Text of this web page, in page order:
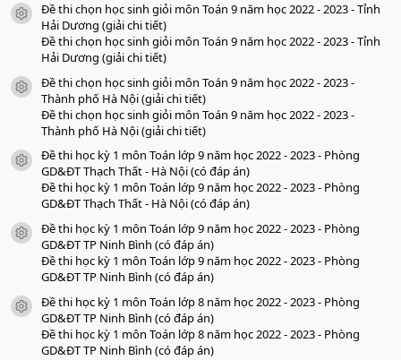
a
o
icon tài liệu
Đề thi chọn học sinh giỏi môn Toán 9 năm học 2022 - 2023 - Tỉnh
Hải Dương (giải chi tiết)
Đề thi chọn học sinh giỏi môn Toán 9 năm học 2022 - 2023 - Tỉnh
Hải Dương (giải chi tiết)
icon tài liệu
Đề thi chọn học sinh giỏi môn Toán 9 năm học 2022 - 2023 -
Thành phố Hà Nội (giải chi tiết)
Đề thi chọn học sinh giỏi môn Toán 9 năm học 2022 - 2023 -
Thành phố Hà Nội (giải chi tiết)
icon tài liệu
Đề thi học kỳ 1 môn Toán lớp 9 năm học 2022 - 2023 - Phòng
GD&ĐT Thạch Thất - Hà Nội (có đáp án)
Đề thi học kỳ 1 môn Toán lớp 9 năm học 2022 - 2023 - Phòng
GD&ĐT Thạch Thất - Hà Nội (có đáp án)
icon tài liệu
Đề thi học kỳ 1 môn Toán lớp 9 năm học 2022 - 2023 - Phòng
GD&ĐT TP Ninh Bình (có đáp án)
Đề thi học kỳ 1 môn Toán lớp 9 năm học 2022 - 2023 - Phòng
GD&ĐT TP Ninh Bình (có đáp án)
icon tài liệu
Đề thi học kỳ 1 môn Toán lớp 8 năm học 2022 - 2023 - Phòng
GD&ĐT TP Ninh Bình (có đáp án)
Đề thi học kỳ 1 môn Toán lớp 8 năm học 2022 - 2023 - Phòng
GD&ĐT TP Ninh Bình (có đáp án)